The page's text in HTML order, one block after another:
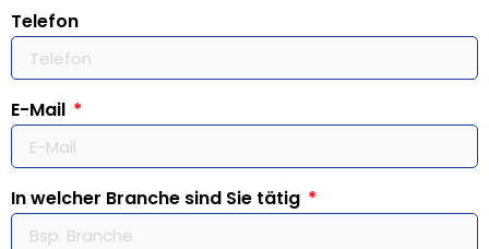
Telefon
E-Mail
In welcher Branche sind Sie tätig